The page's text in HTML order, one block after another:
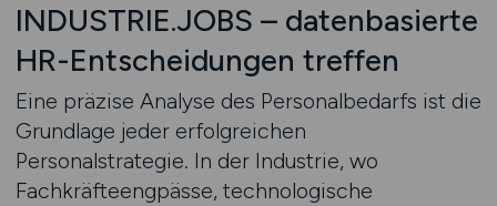
INDUSTRIE.JOBS – datenbasierte
HR-Entscheidungen treffen
Eine präzise Analyse des Personalbedarfs ist die
Grundlage jeder erfolgreichen
Personalstrategie. In der Industrie, wo
Fachkräfteengpässe, technologische